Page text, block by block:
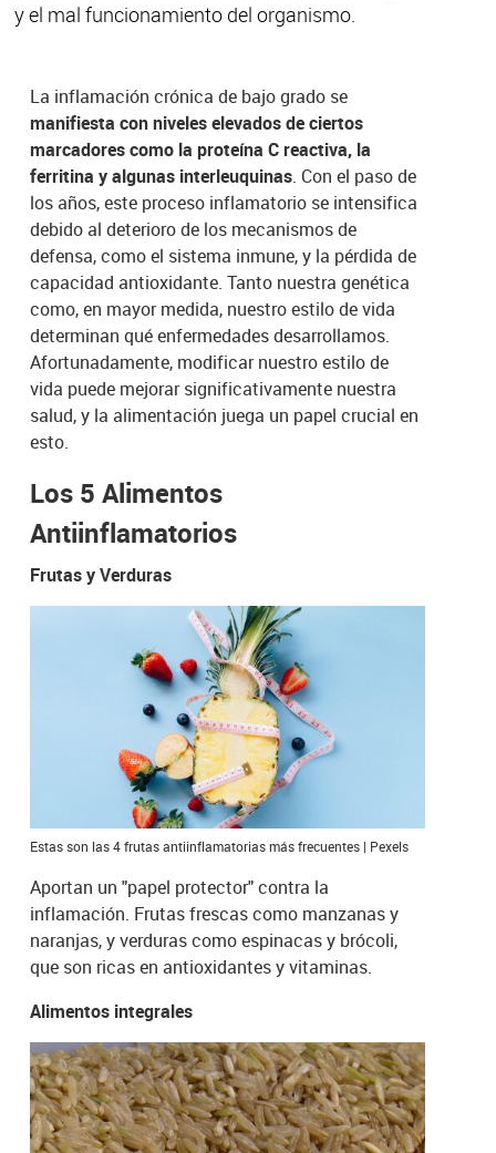
y el mal funcionamiento del organismo.
La inflamación crónica de bajo grado se
manifiesta con niveles elevados de ciertos
marcadores como la proteína C reactiva, la
ferritina y algunas interleuquinas. Con el paso de
los años, este proceso inflamatorio se intensifica
debido al deterioro de los mecanismos de
defensa, como el sistema inmune, y la pérdida de
capacidad antioxidante. Tanto nuestra genética
como, en mayor medida, nuestro estilo de vida
determinan qué enfermedades desarrollamos.
Afortunadamente, modificar nuestro estilo de
vida puede mejorar significativamente nuestra
salud, y la alimentación juega un papel crucial en
esto.
Los 5 Alimentos
Antiinflamatorios
Frutas y Verduras
Estas son las 4 frutas antiinflamatorias más frecuentes | Pexels
Aportan un "papel protector" contra la
inflamación. Frutas frescas como manzanas y
naranjas, y verduras como espinacas y brócoli,
que son ricas en antioxidantes y vitaminas.
Alimentos integrales